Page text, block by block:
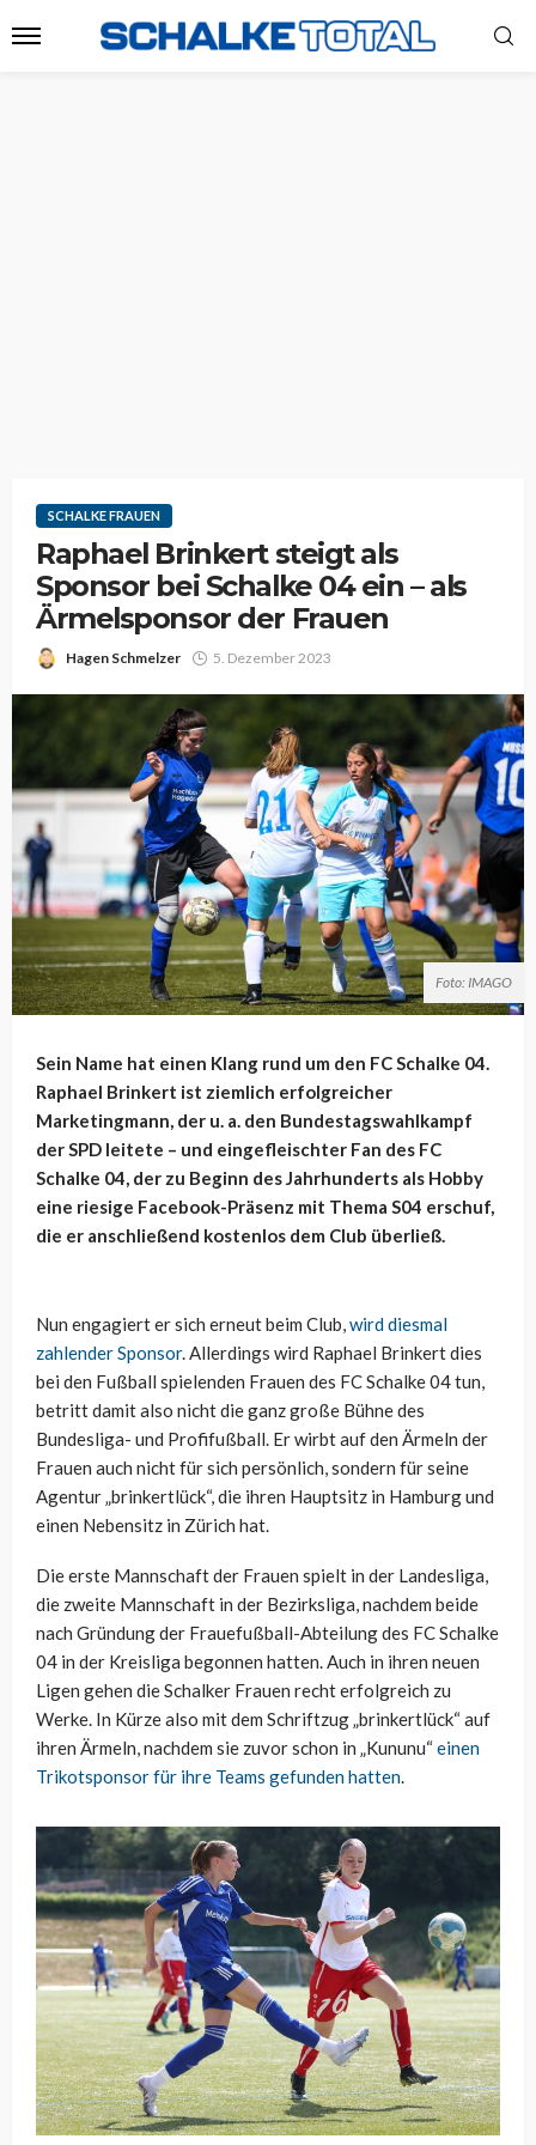
SCHALKE FRAUEN
Raphael Brinkert steigt als
Sponsor bei Schalke 04 ein – als
Ärmelsponsor der Frauen
Hagen Schmelzer 5. Dezember 2023
Foto: IMAGO
Sein Name hat einen Klang rund um den FC Schalke 04.
Raphael Brinkert ist ziemlich erfolgreicher
Marketingmann, der u. a. den Bundestagswahlkampf
der SPD leitete – und eingefleischter Fan des FC
Schalke 04, der zu Beginn des Jahrhunderts als Hobby
eine riesige Facebook-Präsenz mit Thema S04 erschuf,
die er anschließend kostenlos dem Club überließ.
Nun engagiert er sich erneut beim Club, wird diesmal
zahlender Sponsor. Allerdings wird Raphael Brinkert dies
bei den Fußball spielenden Frauen des FC Schalke 04 tun,
betritt damit also nicht die ganz große Bühne des
Bundesliga- und Profifußball. Er wirbt auf den Ärmeln der
Frauen auch nicht für sich persönlich, sondern für seine
Agentur „brinkertlück“, die ihren Hauptsitz in Hamburg und
einen Nebensitz in Zürich hat.
Die erste Mannschaft der Frauen spielt in der Landesliga,
die zweite Mannschaft in der Bezirksliga, nachdem beide
nach Gründung der Frauefußball-Abteilung des FC Schalke
04 in der Kreisliga begonnen hatten. Auch in ihren neuen
Ligen gehen die Schalker Frauen recht erfolgreich zu
Werke. In Kürze also mit dem Schriftzug „brinkertlück“ auf
ihren Ärmeln, nachdem sie zuvor schon in „Kununu“einen
Trikotsponsor für ihre Teams gefunden hatten